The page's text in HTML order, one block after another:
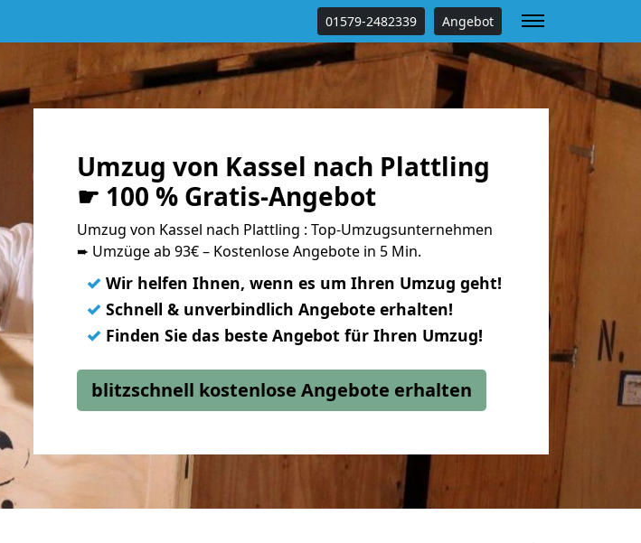
01579-2482339 Angebot
Umzug von Kassel nach Plattling
☛ 100 % Gratis-Angebot
Umzug von Kassel nach Plattling : Top-Umzugsunternehmen
➨ Umzüge ab 93€ – Kostenlose Angebote in 5 Min.
✓ Wir helfen Ihnen, wenn es um Ihren Umzug geht!
✓ Schnell & unverbindlich Angebote erhalten!
✓ Finden Sie das beste Angebot für Ihren Umzug!
blitzschnell kostenlose Angebote erhalten